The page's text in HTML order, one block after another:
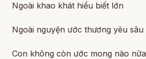
Ngoài khao khát hiểu biết lớn
Ngoài nguyện ước thương yêu sâu
Con không còn ước mong nào